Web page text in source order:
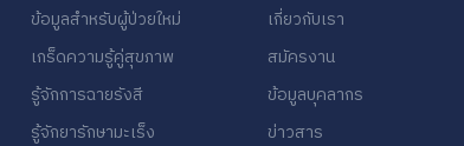
ข้อมูลสำหรับผู้ป่วยใหม่
เกร็ดความรู้คู่สุขภาพ
รู้จักการฉายรังสี
รู้จักยารักษามะเร็ง
เกี่ยวกับเรา
สมัครงาน
ข้อมูลบุคลากร
ข่าวสาร